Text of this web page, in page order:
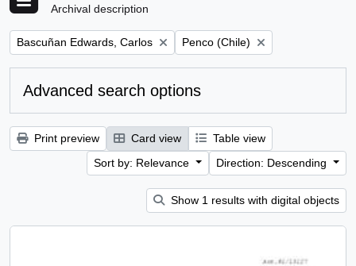
Archival description
Remove filter:
Bascuñan Edwards, Carlos Remove filter:
Penco (Chile)
Advanced search options
Print preview Card view
Table view
Sort by: Relevance
Direction: Descending
Show 1 results with digital objects